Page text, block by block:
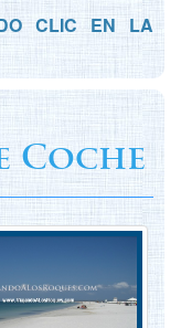
CLIC EN LA
Coche